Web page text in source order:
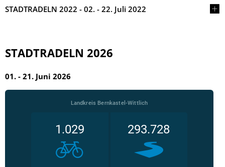
STADTRADELN 2022 - 02. - 22. Juli 2022
STADTRADELN 2026
01. - 21. Juni 2026